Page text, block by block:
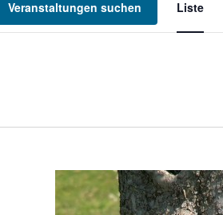
Veranstaltungen suchen Liste